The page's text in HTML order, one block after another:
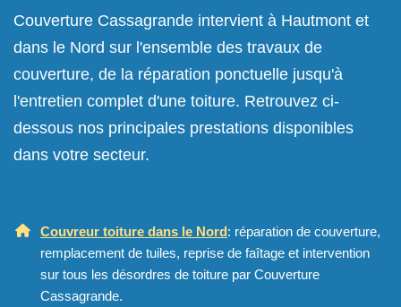
Couverture Cassagrande intervient à Hautmont et
dans le Nord sur l'ensemble des travaux de
couverture, de la réparation ponctuelle jusqu'à
l'entretien complet d'une toiture. Retrouvez ci-
dessous nos principales prestations disponibles
dans votre secteur.
Couvreur toiture dans le Nord: réparation de couverture,
remplacement de tuiles, reprise de faîtage et intervention
sur tous les désordres de toiture par Couverture
Cassagrande.